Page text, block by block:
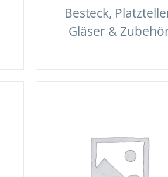
Besteck,
Gläser &